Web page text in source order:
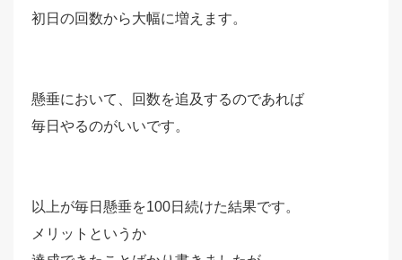
初日の回数から大幅に増えます。
懸垂において、回数を追及するのであれば
毎日やるのがいいです。
以上が毎日懸垂を100日続けた結果です。
メリットというか